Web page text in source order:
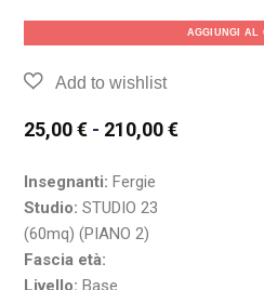
AGGIUNGI AL
25,00€ - 210,00€
Insegnanti: Fergie
Studio: STUDIO 23
(60mq) (PIANO 2)
Fascia età:
Livello: Base